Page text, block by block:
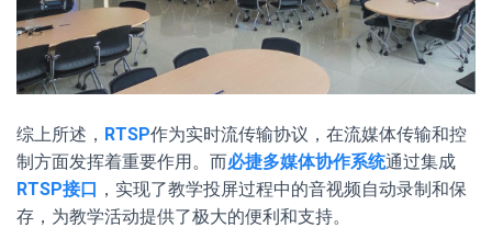
综上所述， RTSP作为实时流传输协议，在流媒体传输和控
制方面发挥着重要作用。而必捷多媒体协作系统通过集成
RTSP接口 ，实现了教学投屏过程中的音视频自动录制和保
存，为教学活动提供了极大的便利和支持。